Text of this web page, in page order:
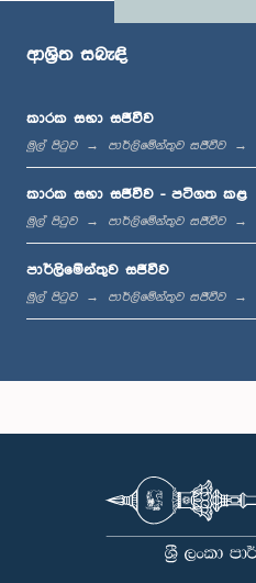
ප.ව. 1:23 - ප.ව. 1:33
ප.ව. 1:33 - ප.ව. 1:39
ප.ව. 1:50 - ප.ව. 1:59
ආශ්‍රිත සබැඳි
කාරක සභා සජීවීව
මුල් පිටුව පාර්ලිමේන්තුව සජීවීව
කාරක සභා සජීවීව - පටිගත කළ
මුල් පිටුව පාර්ලිමේන්තුව සජීවීව
පාර්ලිමේන්තුව සජීවීව
මුල් පිටුව පාර්ලිමේන්තුව සජීවීව